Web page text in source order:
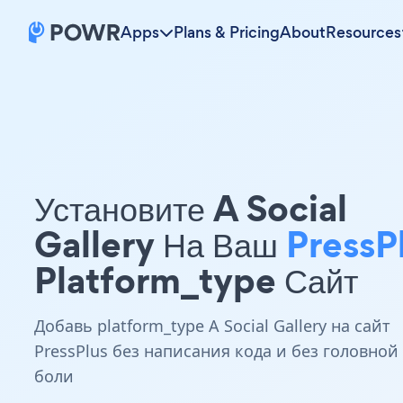
Apps Plans & PricingAboutResources
Установите A Social
Gallery На Ваш
Platform_type Сайт
Добавь platform_type A Social Gallery на сайт
PressPlus без написания кода и без головной
боли